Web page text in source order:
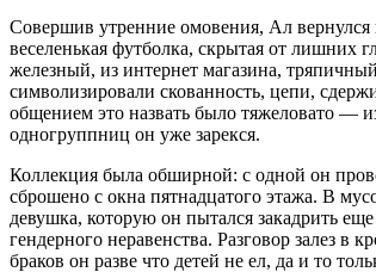
Совершив утренние омовения, Ал
веселенькая футболка, скрытая от лишних
железный, из интернет магазина,
символизировали скованность, цепи,
общением это назвать было тяжеловато —
одногруппниц он уже зарекся.
Коллекция была обширной: с одной он
сброшено с окна пятнадцатого этажа. В
девушка, которую он пытался закадрить
гендерного неравенства. Разговор залез
браков он разве что детей не ел, да и то